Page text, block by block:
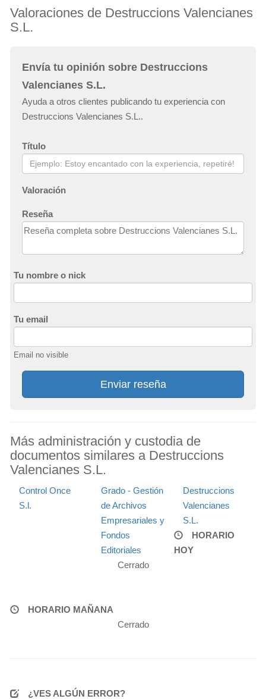
Valoraciones de Destruccions Valencianes
S.L.
Envía tu opinión sobre Destruccions
Valencianes S.L.
Ayuda a otros clientes publicando tu experiencia con
Destruccions Valencianes S.L..
Título
Valoración
Reseña
Tu nombre o nick
Tu email
Email no visible
Enviar reseña
Más administración y custodia de
documentos similares a Destruccions
Valencianes S.L.
Control Once
S.l.
Grado - Gestión
de Archivos
Empresariales y
Fondos
Editoriales
Destruccions
Valencianes
S.L.
HORARIO
HOY
Cerrado
HORARIO MAÑANA
Cerrado
¿VES ALGÚN ERROR?